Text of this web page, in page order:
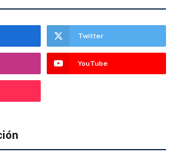
Twitter
YouTube